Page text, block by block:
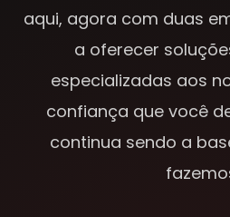
aqui, agora com duas
a oferecer
especializadas aos
confiança que você
continua sendo a